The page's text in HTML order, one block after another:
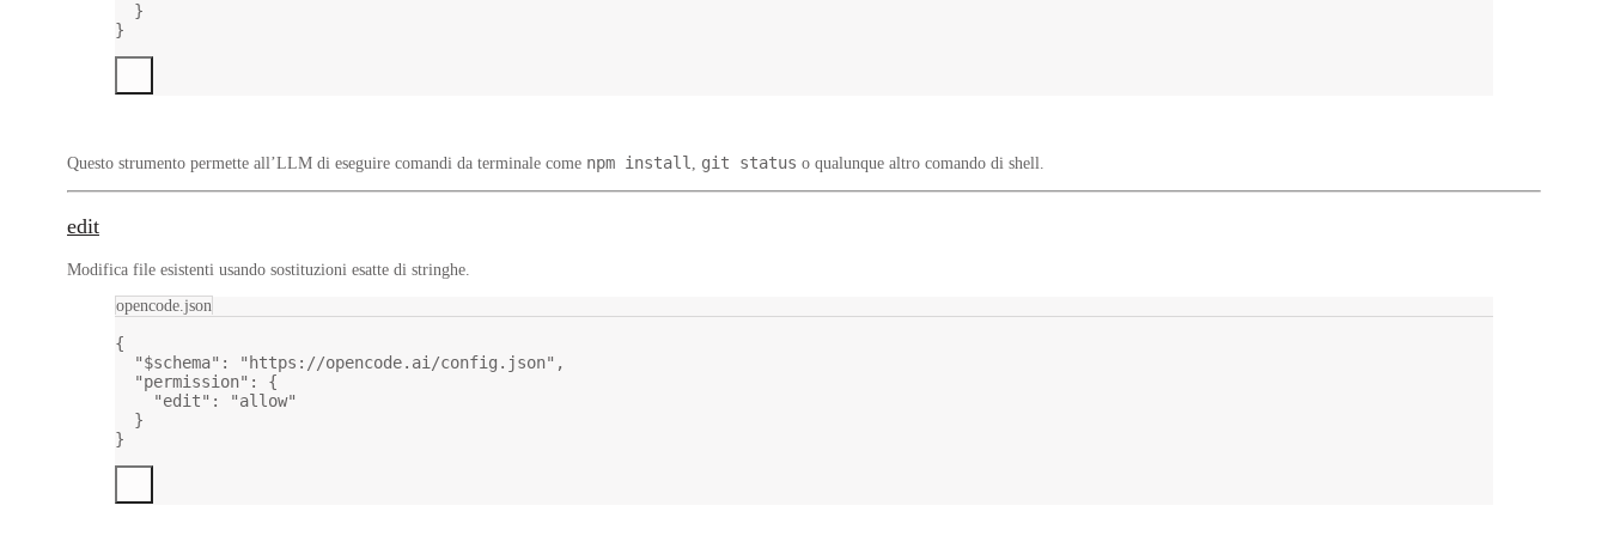
}
}
Questo strumento permette all’LLM di eseguire comandi da terminale come npm install git status o qualunque altro comando di shell.
edit
Modifica file esistenti usando sostituzioni esatte di stringhe.
opencode.json
{
"$schema" : "https://opencode.ai/config.json" ,
"permission" : {
"edit" :
"allow"
}
}